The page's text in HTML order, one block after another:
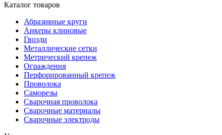
Каталог товаров
Абразивные круги
Анкеры клиновые
Гвозди
Металлические сетки
Метрический крепеж
Ограждения
Перфорированный крепеж
Проволока
Саморезы
Сварочная проволока
Сварочные материалы
Сварочные электроды